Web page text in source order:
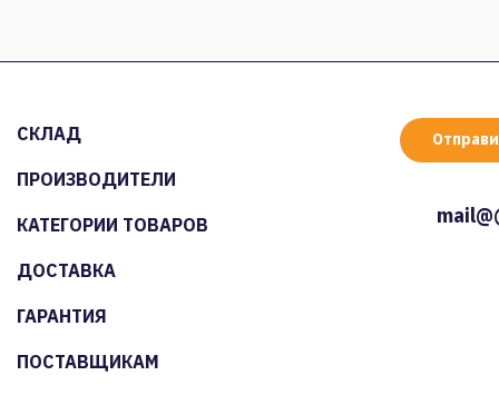
СКЛАД
ПРОИЗВОДИТЕЛИ
КАТЕГОРИИ ТОВАРОВ
ДОСТАВКА
ГАРАНТИЯ
ПОСТАВЩИКАМ